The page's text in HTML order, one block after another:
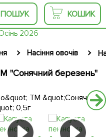
ПОШУК КОШИК
Насіння овочів
"Сонячний березень"